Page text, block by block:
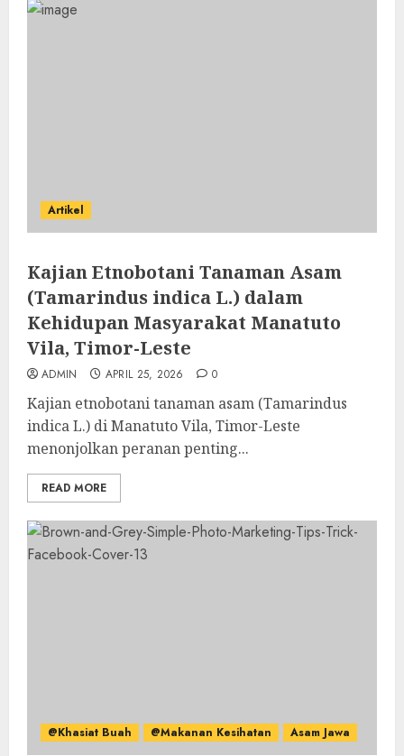
Artikel
Kajian Etnobotani Tanaman Asam
(Tamarindus indica L.) dalam
Kehidupan Masyarakat Manatuto
Vila, Timor-Leste
ADMIN APRIL 25, 2026 0
Kajian etnobotani tanaman asam (Tamarindus
indica L.) di Manatuto Vila, Timor-Leste
menonjolkan peranan penting...
READ MORE
@Khasiat Buah @Makanan Kesihatan Asam Jawa